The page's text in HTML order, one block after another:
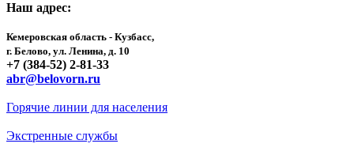
Наш адрес:
Кемеровская область - Кузбасс,
г. Белово, ул. Ленина, д. 10
+7 (384-52) 2-81-33
abr@belovorn.ru
Горячие линии для населения
Экстренные службы